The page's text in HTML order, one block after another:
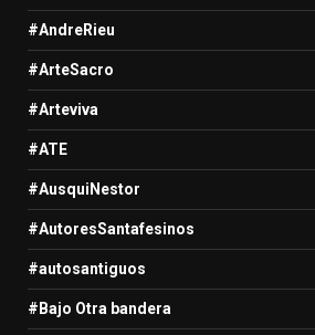
#AndreRieu
#ArteSacro
#Arteviva
#ATE
#AusquiNestor
#AutoresSantafesinos
#autosantiguos
#Bajo Otra bandera